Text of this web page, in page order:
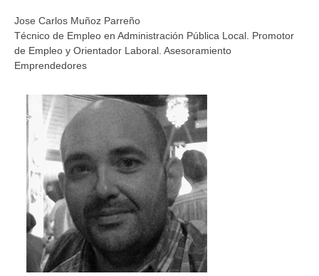
Jose Carlos Muñoz Parreño
Técnico de Empleo en Administración Pública Local. Promotor
de Empleo y Orientador Laboral. Asesoramiento
Emprendedores